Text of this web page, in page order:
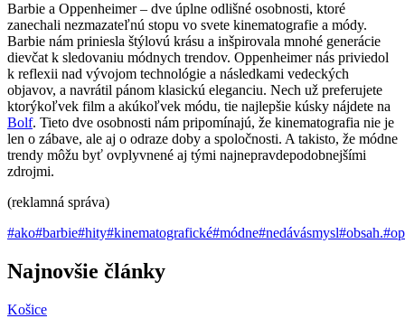
Barbie a Oppenheimer – dve úplne odlišné osobnosti, ktoré
zanechali nezmazateľnú stopu vo svete kinematografie a módy.
Barbie nám priniesla štýlovú krásu a inšpirovala mnohé generácie
dievčat k sledovaniu módnych trendov. Oppenheimer nás priviedol
k reflexii nad vývojom technológie a následkami vedeckých
objavov, a navrátil pánom klasickú eleganciu. Nech už preferujete
ktorýkoľvek film a akúkoľvek módu, tie najlepšie kúsky nájdete na
Bolf. Tieto dve osobnosti nám pripomínajú, že kinematografia nie je
len o zábave, ale aj o odraze doby a spoločnosti. A takisto, že módne
trendy môžu byť ovplyvnené aj tými najnepravdepodobnejšími
zdrojmi.
(reklamná správa)
#ako#barbie#hity#kinematografické#módne#nedávásmysl#obsah.#
Najnovšie články
Košice